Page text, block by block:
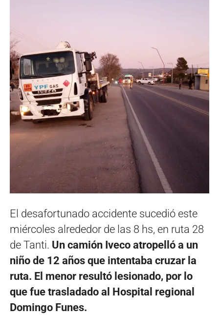
El desafortunado accidente sucedió este
miércoles alrededor de las 8 hs, en ruta 28
de Tanti. Un camión Iveco atropelló a un
niño de 12 años que intentaba cruzar la
ruta. El menor resultó lesionado, por lo
que fue trasladado al Hospital regional
Domingo Funes.